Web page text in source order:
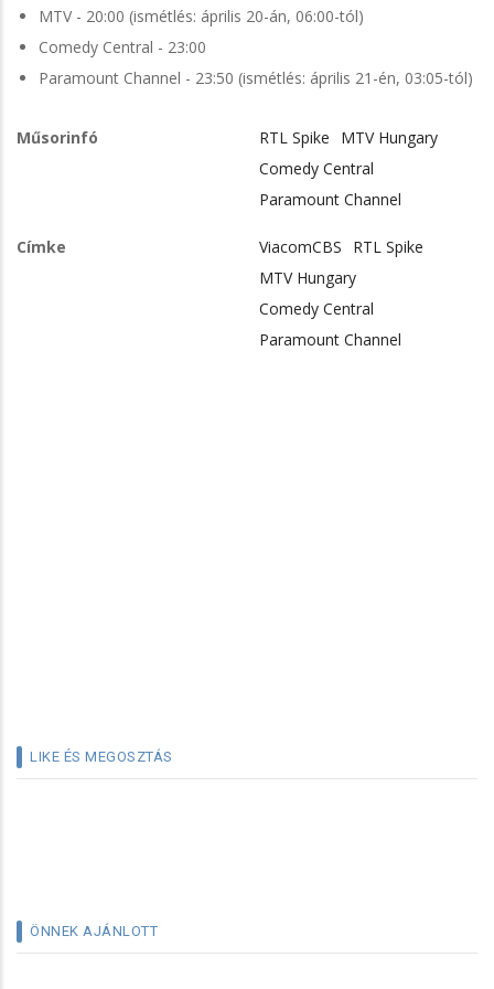
MTV - 20:00 (ismétlés: április 20-án, 06:00-tól)
Comedy Central - 23:00
Paramount Channel - 23:50 (ismétlés: április 21-én, 03:05-tól)
Műsorinfó RTL Spike
MTV Hungary
Comedy Central
Paramount Channel
Címke ViacomCBS
RTL Spike
MTV Hungary
Comedy Central
Paramount Channel
LIKE ÉS MEGOSZTÁS
ÖNNEK AJÁNLOTT